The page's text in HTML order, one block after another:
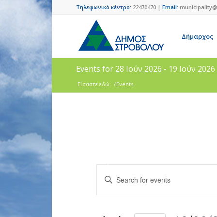
Τηλεφωνικό κέντρο: 22470470 | Email:
Δήμαρχος
Events for 28 Ιούν 2026 - 19 Ιούν 2026
Είσαστε εδώ: /Events
Events
Search
and
Enter
Keyword.
Search